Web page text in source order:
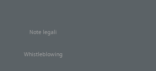
Note legali
Whistleblowing